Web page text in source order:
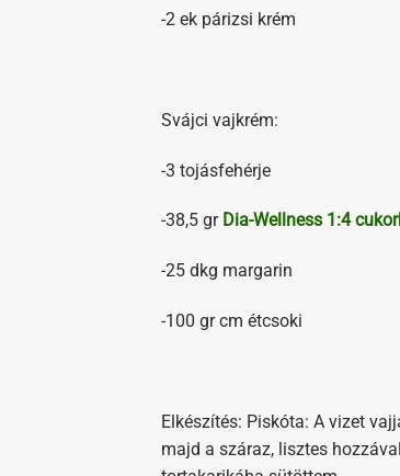
-2 ek párizsi krém
Svájci vajkrém:
-3 tojásfehérje
-38,5 gr Dia-Wellness 1:4
-25 dkg margarin
-100 gr cm étcsoki
Elkészítés: Piskóta: A vizet
majd a száraz, lisztes